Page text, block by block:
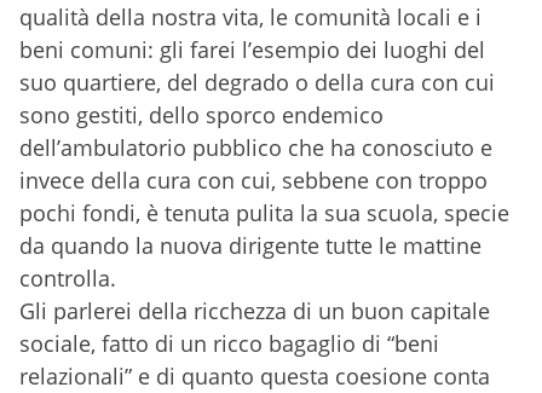
qualità della nostra vita, le comunità locali e i
beni comuni: gli farei l’esempio dei luoghi del
suo quartiere, del degrado o della cura con cui
sono gestiti, dello sporco endemico
dell’ambulatorio pubblico che ha conosciuto e
invece della cura con cui, sebbene con troppo
pochi fondi, è tenuta pulita la sua scuola, specie
da quando la nuova dirigente tutte le mattine
controlla.
Gli parlerei della ricchezza di un buon capitale
sociale, fatto di un ricco bagaglio di “beni
relazionali” e di quanto questa coesione conta